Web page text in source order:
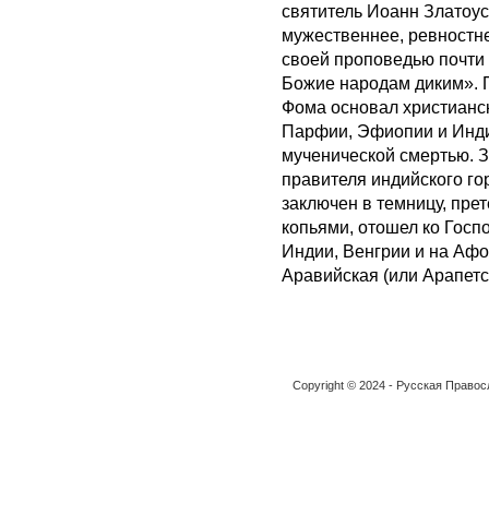
святитель Иоанн
мужественнее,
своей проповедью
Божие народам диким».
Фома основал
Парфии, Эфиопии и
мученической смертью.
правителя индийского
заключен в темницу,
копьями, отошел ко
Индии, Венгрии и на
Аравийская (или
Copyright © 2024 - Русская